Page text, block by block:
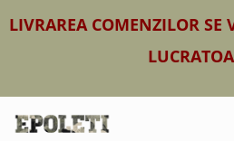
LIVRAREA COMENZILOR SE